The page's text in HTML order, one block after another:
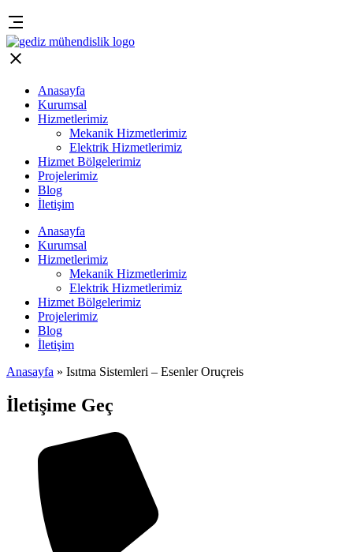
Anasayfa
Kurumsal
Hizmetlerimiz
Mekanik Hizmetlerimiz
Elektrik Hizmetlerimiz
Hizmet Bölgelerimiz
Projelerimiz
Blog
İletişim
Anasayfa
Kurumsal
Hizmetlerimiz
Mekanik Hizmetlerimiz
Elektrik Hizmetlerimiz
Hizmet Bölgelerimiz
Projelerimiz
Blog
İletişim
Anasayfa » Isıtma Sistemleri – Esenler Oruçreis
İletişime Geç